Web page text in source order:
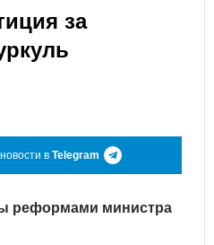
за
в Telegram
реформами министра